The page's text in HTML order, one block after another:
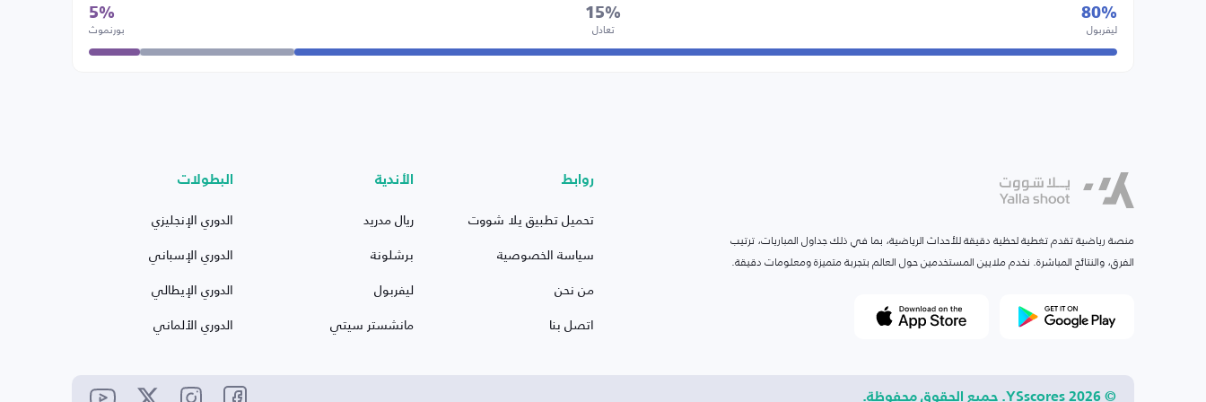
80%
ليفربول
15%
تعادل
5%
بورنموث
منصة رياضية تقدم تغطية لحظية دقيقة للأحداث الرياضية، بما في ذلك جداول المباريات، ترتيب
الفرق، والنتائج المباشرة. نخدم ملايين المستخدمين حول العالم بتجربة متميزة ومعلومات دقيقة.
روابط
تحميل تطبيق يلا شووت
سياسة الخصوصية
من نحن
اتصل بنا
الأندية
ريال مدريد
برشلونة
ليفربول
مانشستر سيتي
البطولات
الدوري الإنجليزي
الدوري الإسباني
الدوري الإيطالي
الدوري الألماني
© 2026 YSscores. جميع الحقوق محفوظة.